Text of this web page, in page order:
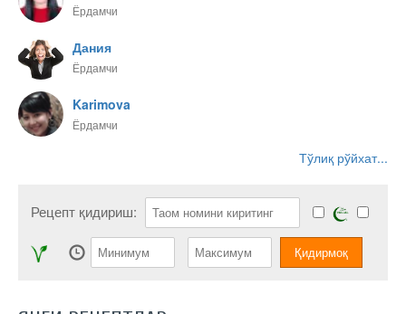
Ёрдамчи
Дания
Ёрдамчи
Karimova
Ёрдамчи
Тўлиқ рўйхат...
Рецепт қидириш: